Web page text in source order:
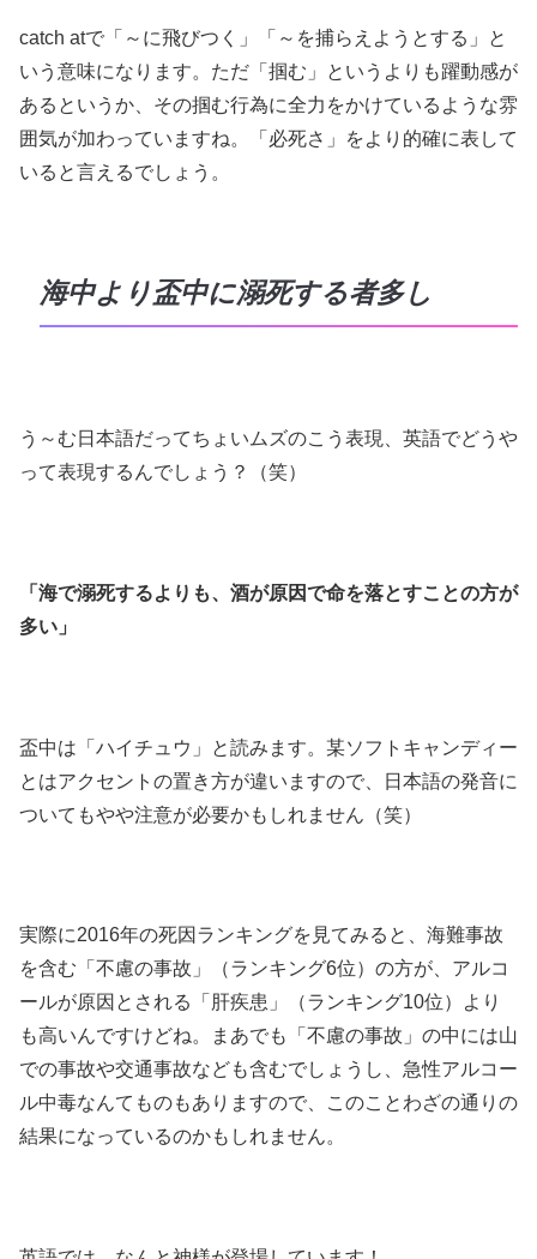
catch atで「～に飛びつく」「～を捕らえようとする」と
いう意味になります。ただ「掴む」というよりも躍動感が
あるというか、その掴む行為に全力をかけているような雰
囲気が加わっていますね。「必死さ」をより的確に表して
いると言えるでしょう。
海中より盃中に溺死する者多し
う～む日本語だってちょいムズのこう表現、英語でどうや
って表現するんでしょう？（笑）
「海で溺死するよりも、酒が原因で命を落とすことの方が
多い」
盃中は「ハイチュウ」と読みます。某ソフトキャンディー
とはアクセントの置き方が違いますので、日本語の発音に
ついてもやや注意が必要かもしれません（笑）
実際に2016年の死因ランキングを見てみると、海難事故
を含む「不慮の事故」（ランキング6位）の方が、アルコ
ールが原因とされる「肝疾患」（ランキング10位）より
も高いんですけどね。まあでも「不慮の事故」の中には山
での事故や交通事故なども含むでしょうし、急性アルコー
ル中毒なんてものもありますので、このことわざの通りの
結果になっているのかもしれません。